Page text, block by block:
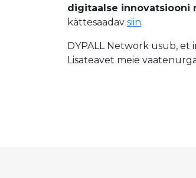
digitaalse innovatsiooni
kättesaadav siin.
DYPALL Network usub, et
Lisateavet meie